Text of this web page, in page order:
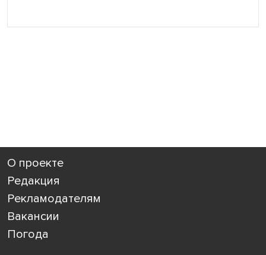
О проекте
Редакция
Рекламодателям
Вакансии
Погода